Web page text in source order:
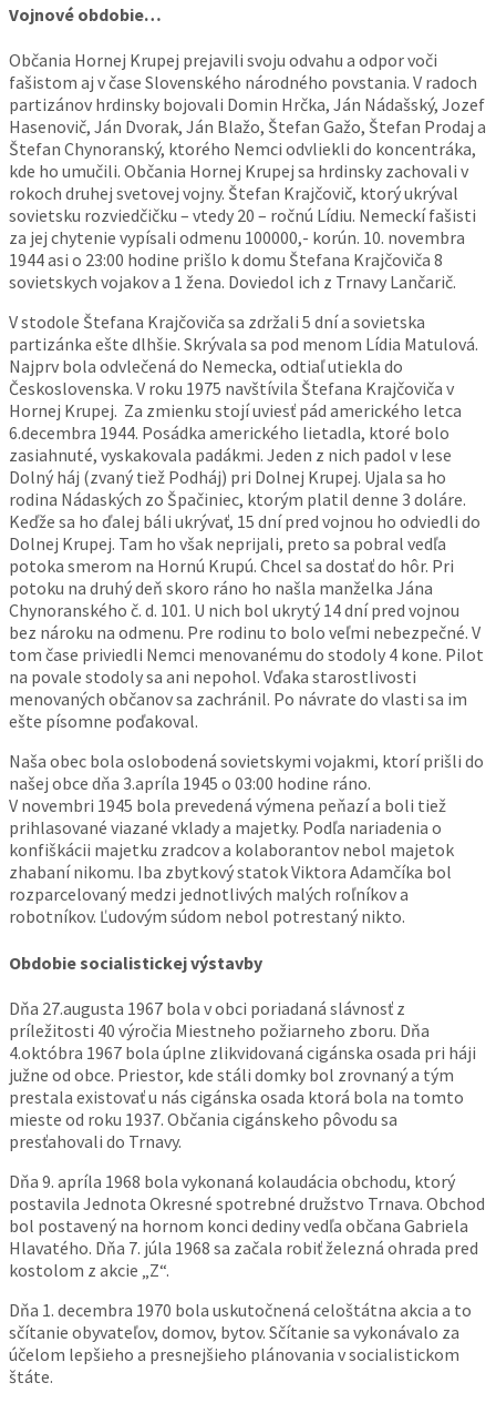
Vojnové obdobie…
Občania Hornej Krupej prejavili svoju odvahu a odpor voči
fašistom aj v čase Slovenského národného povstania. V radoch
partizánov hrdinsky bojovali Domin Hrčka, Ján Nádašský, Jozef
Hasenovič, Ján Dvorak, Ján Blažo, Štefan Gažo, Štefan Prodaj a
Štefan Chynoranský, ktorého Nemci odvliekli do koncentráka,
kde ho umučili. Občania Hornej Krupej sa hrdinsky zachovali v
rokoch druhej svetovej vojny. Štefan Krajčovič, ktorý ukrýval
sovietsku rozviedčičku – vtedy 20 – ročnú Lídiu. Nemeckí fašisti
za jej chytenie vypísali odmenu 100000,- korún. 10. novembra
1944 asi o 23:00 hodine prišlo k domu Štefana Krajčoviča 8
sovietskych vojakov a 1 žena. Doviedol ich z Trnavy Lančarič.
V stodole Štefana Krajčoviča sa zdržali 5 dní a sovietska
partizánka ešte dlhšie. Skrývala sa pod menom Lídia Matulová.
Najprv bola odvlečená do Nemecka, odtiaľ utiekla do
Československa. V roku 1975 navštívila Štefana Krajčoviča v
Hornej Krupej. Za zmienku stojí uviesť pád amerického letca
6.decembra 1944. Posádka amerického lietadla, ktoré bolo
zasiahnuté, vyskakovala padákmi. Jeden z nich padol v lese
Dolný háj (zvaný tiež Podháj) pri Dolnej Krupej. Ujala sa ho
rodina Nádaských zo Špačiniec, ktorým platil denne 3 doláre.
Keďže sa ho ďalej báli ukrývať, 15 dní pred vojnou ho odviedli do
Dolnej Krupej. Tam ho však neprijali, preto sa pobral vedľa
potoka smerom na Hornú Krupú. Chcel sa dostať do hôr. Pri
potoku na druhý deň skoro ráno ho našla manželka Jána
Chynoranského č. d. 101. U nich bol ukrytý 14 dní pred vojnou
bez nároku na odmenu. Pre rodinu to bolo veľmi nebezpečné. V
tom čase priviedli Nemci menovanému do stodoly 4 kone. Pilot
na povale stodoly sa ani nepohol. Vďaka starostlivosti
menovaných občanov sa zachránil. Po návrate do vlasti sa im
ešte písomne poďakoval.
Naša obec bola oslobodená sovietskymi vojakmi, ktorí prišli do
našej obce dňa 3.apríla 1945 o 03:00 hodine ráno.
V novembri 1945 bola prevedená výmena peňazí a boli tiež
prihlasované viazané vklady a majetky. Podľa nariadenia o
konfiškácii majetku zradcov a kolaborantov nebol majetok
zhabaní nikomu. Iba zbytkový statok Viktora Adamčíka bol
rozparcelovaný medzi jednotlivých malých roľníkov a
robotníkov. Ľudovým súdom nebol potrestaný nikto.
Obdobie socialistickej výstavby
Dňa 27.augusta 1967 bola v obci poriadaná slávnosť z
príležitosti 40 výročia Miestneho požiarneho zboru. Dňa
4.októbra 1967 bola úplne zlikvidovaná cigánska osada pri háji
južne od obce. Priestor, kde stáli domky bol zrovnaný a tým
prestala existovať u nás cigánska osada ktorá bola na tomto
mieste od roku 1937. Občania cigánskeho pôvodu sa
presťahovali do Trnavy.
Dňa 9. apríla 1968 bola vykonaná kolaudácia obchodu, ktorý
postavila Jednota Okresné spotrebné družstvo Trnava. Obchod
bol postavený na hornom konci dediny vedľa občana Gabriela
Hlavatého. Dňa 7. júla 1968 sa začala robiť železná ohrada pred
kostolom z akcie „Z“.
Dňa 1. decembra 1970 bola uskutočnená celoštátna akcia a to
sčítanie obyvateľov, domov, bytov. Sčítanie sa vykonávalo za
účelom lepšieho a presnejšieho plánovania v socialistickom
štáte.